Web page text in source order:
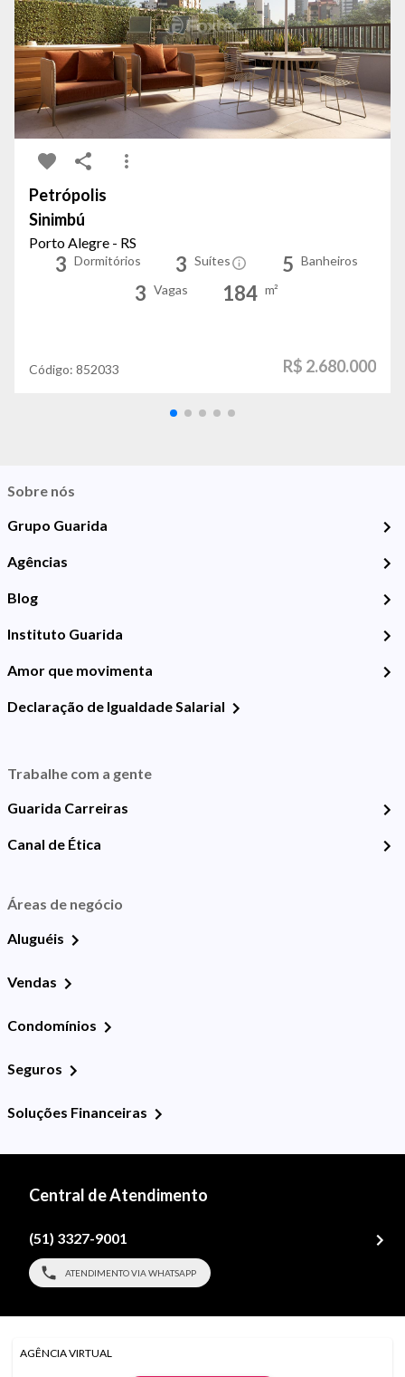
Petrópolis
Sinimbú
Porto Alegre - RS
3 Dormitórios 3 Suítes 5 Banheiros
3 Vagas 184 m²
Código: 852033 R$ 2.680.000
Sobre nós
Grupo Guarida
Agências
Blog
Instituto Guarida
Amor que movimenta
Declaração de Igualdade Salarial
Trabalhe com a gente
Guarida Carreiras
Canal de Ética
Áreas de negócio
Aluguéis
Vendas
Condomínios
Seguros
Soluções Financeiras
Central de Atendimento
(51) 3327-9001
ATENDIMENTO VIA WHATSAPP
AGÊNCIA VIRTUAL